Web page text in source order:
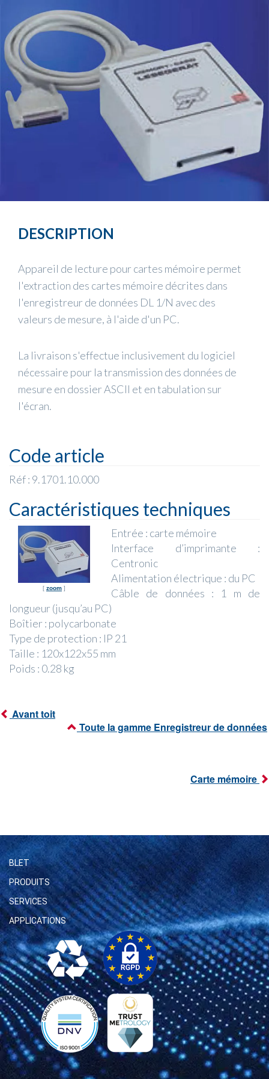
DESCRIPTION
Appareil de lecture pour cartes mémoire permet
l'extraction des cartes mémoire décrites dans
l'enregistreur de données DL 1/N avec des
valeurs de mesure, à l'aide d'un PC.
La livraison s'effectue inclusivement du logiciel
nécessaire pour la transmission des données de
mesure en dossier ASCII et en tabulation sur
l'écran.
Code article
Réf : 9.1701.10.000
Caractéristiques techniques
[ zoom ]
Entrée : carte mémoire
Interface d’imprimante :
Centronic
Alimentation électrique : du PC
Câble de données : 1 m de
longueur (jusqu’au PC)
Boîtier : polycarbonate
Type de protection : IP 21
Taille : 120x122x55 mm
Poids : 0.28 kg
Avant toit
Toute la gamme Enregistreur de données
Carte mémoire
BLET
PRODUITS
SERVICES
APPLICATIONS